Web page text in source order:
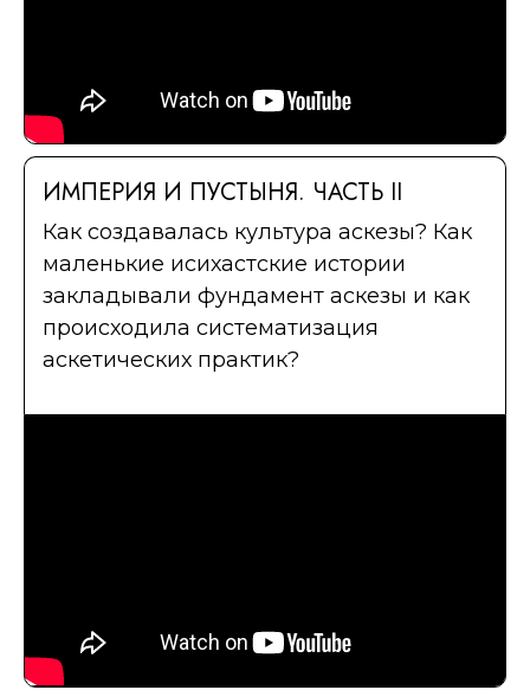
ИМПЕРИЯ И ПУСТЫНЯ. ЧАСТЬ II
Как создавалась культура аскезы? Как
маленькие исихастские истории
закладывали фундамент аскезы и как
происходила систематизация
аскетических практик?